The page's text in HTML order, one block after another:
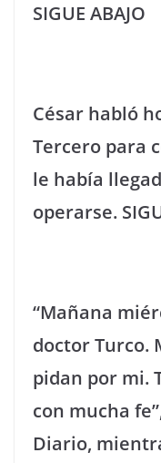
SIGUE ABAJO
César habló
Tercero para
le había
operarse.
“Mañana
doctor Turco.
pidan por mi.
con mucha
Diario,